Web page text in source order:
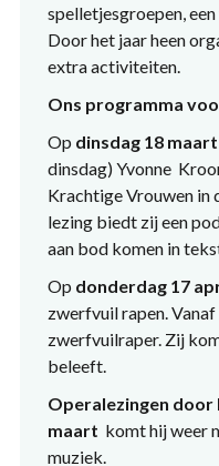
spelletjesgroepen,
Door het jaar heen
extra activiteiten.
Ons programma
Op dinsdag 18 maart
dinsdag) Yvonne
Krachtige Vrouwen in
lezing biedt zij een
aan bod komen in
Op donderdag 17
zwerfvuil rapen.
zwerfvuilraper. Zij
beleeft.
Operalezingen door
maart komt hij weer
muziek.